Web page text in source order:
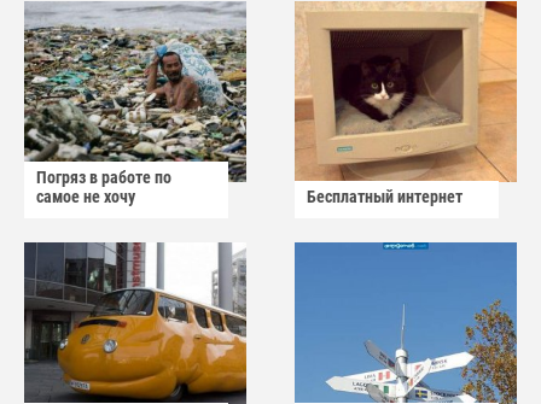
Погряз в работе по
самое не хочу
Бесплатный интернет